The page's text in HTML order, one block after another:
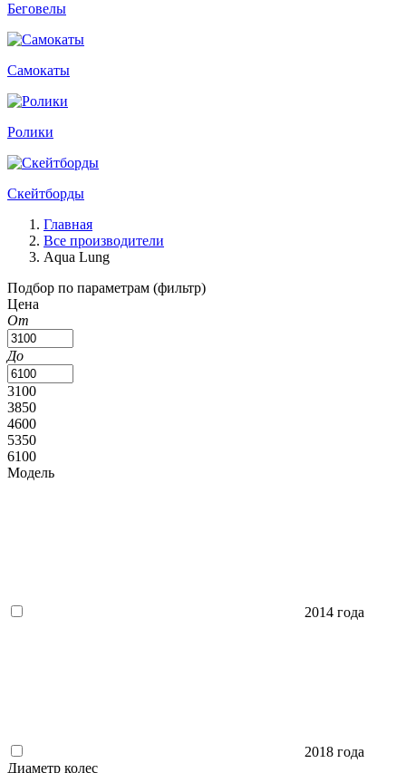
Беговелы
Самокаты
Ролики
Скейтборды
Главная
Все производители
Aqua Lung
Подбор по параметрам (фильтр)
Цена
От
До
3100
3850
4600
5350
6100
Модель
2014 года
2018 года
Диаметр колес